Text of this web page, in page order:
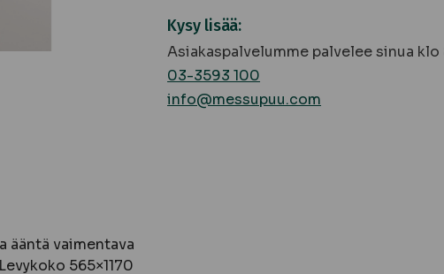
Kysy lisää:
Asiakaspalvelumme palvelee sinua klo
03-3593 100
info@messupuu.com
ääntä vaimentava
565×1170